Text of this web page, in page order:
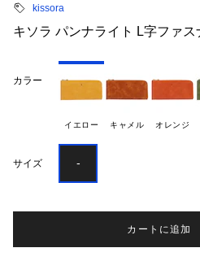
kissora
キソラ パンナライト L字ファ
カラー
イエロー キャメル オレンジ
サイズ -
カートに追加